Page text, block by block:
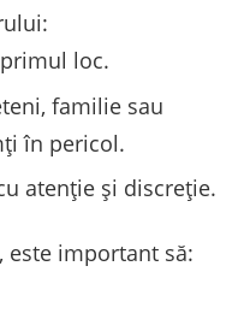
loc.
familie sau
în pericol.
atenție și discreție.
este important să: